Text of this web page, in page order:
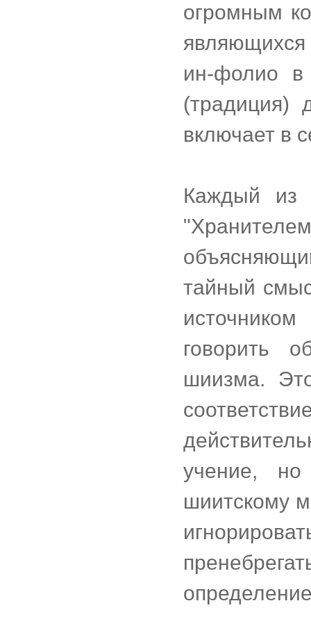
огромным
ин-фолио
(традиция)
включает в
Каждый из
тайный
говорить
шиизма.
учение,
шиитскому